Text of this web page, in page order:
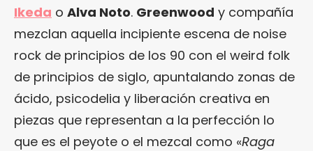
Ikeda o Alva Noto. Greenwood y compañía
mezclan aquella incipiente escena de noise
rock de principios de los 90 con el weird folk
de principios de siglo, apuntalando zonas de
ácido, psicodelia y liberación creativa en
piezas que representan a la perfección lo
que es el peyote o el mezcal como «Raga